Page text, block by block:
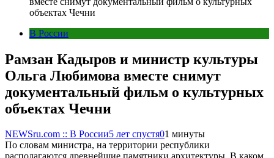
объектах Чечни
В России
Рамзан Кадыров и министр культуры
Ольга Любимова вместе снимут
документальный фильм о культурных
объектах Чечни
NEWSru.com :: В России5 лет спустя01 минуты
По словам министра, на территории республики